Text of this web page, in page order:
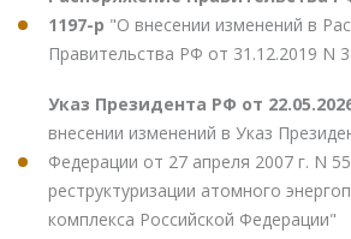
1197-р "О внесении изменений в
Правительства РФ от 31.12.2019 N
Указ Президента РФ от
внесении изменений в Указ
Федерации от 27 апреля 2007 г. N
реструктуризации атомного
комплекса Российской Федерации"